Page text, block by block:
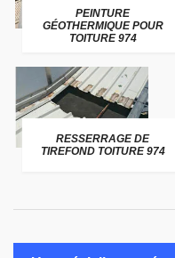
PEINTURE
GÉOTHERMIQUE POUR
TOITURE 974
RESSERRAGE DE
TIREFOND TOITURE 974